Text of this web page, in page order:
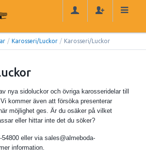
/ Karosseri/Luckor / Karosseri/Luckor
nya sidoluckor och övriga karosseridelar till
kommer även att försöka presenterar
möjlighet ges. Är du osäker på vilket
eller hittar inte det du söker?
eller via sales@almeboda-
information.